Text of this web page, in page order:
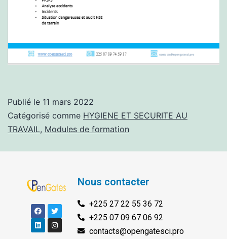
Publié le 11 mars 2022
Catégorisé comme HYGIENE ET SECURITE AU
TRAVAIL, Modules de formation
Nous contacter
+225 27 22 55 36 72
+225 07 09 67 06 92
contacts@opengatesci.pro